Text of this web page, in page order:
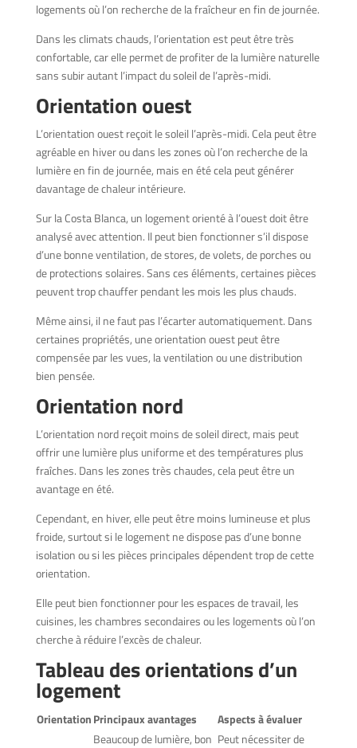
logements où l’on recherche de la fraîcheur en fin de journée.
Dans les climats chauds, l’orientation est peut être très
confortable, car elle permet de profiter de la lumière naturelle
sans subir autant l’impact du soleil de l’après-midi.
Orientation ouest
L’orientation ouest reçoit le soleil l’après-midi. Cela peut être
agréable en hiver ou dans les zones où l’on recherche de la
lumière en fin de journée, mais en été cela peut générer
davantage de chaleur intérieure.
Sur la Costa Blanca, un logement orienté à l’ouest doit être
analysé avec attention. Il peut bien fonctionner s’il dispose
d’une bonne ventilation, de stores, de volets, de porches ou
de protections solaires. Sans ces éléments, certaines pièces
peuvent trop chauffer pendant les mois les plus chauds.
Même ainsi, il ne faut pas l’écarter automatiquement. Dans
certaines propriétés, une orientation ouest peut être
compensée par les vues, la ventilation ou une distribution
bien pensée.
Orientation nord
L’orientation nord reçoit moins de soleil direct, mais peut
offrir une lumière plus uniforme et des températures plus
fraîches. Dans les zones très chaudes, cela peut être un
avantage en été.
Cependant, en hiver, elle peut être moins lumineuse et plus
froide, surtout si le logement ne dispose pas d’une bonne
isolation ou si les pièces principales dépendent trop de cette
orientation.
Elle peut bien fonctionner pour les espaces de travail, les
cuisines, les chambres secondaires ou les logements où l’on
cherche à réduire l’excès de chaleur.
Tableau des orientations d’un
logement
OrientationPrincipaux avantages Aspects à évaluer
Beaucoup de lumière, bon Peut nécessiter de